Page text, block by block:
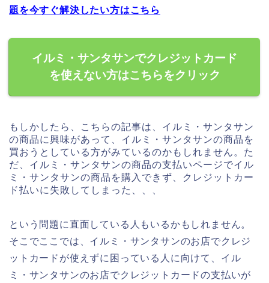
題を今すぐ解決したい方はこちら
イルミ・サンタサンでクレジットカード
を使えない方はこちらをクリック
もしかしたら、こちらの記事は、イルミ・サンタサン
の商品に興味があって、イルミ・サンタサンの商品を
買おうとしている方がみているのかもしれません。た
だ、イルミ・サンタサンの商品の支払いページでイル
ミ・サンタサンの商品を購入できず、クレジットカー
ド払いに失敗してしまった、、、
という問題に直面している人もいるかもしれません。
そこでここでは、イルミ・サンタサンのお店でクレジ
ットカードが使えずに困っている人に向けて、イル
ミ・サンタサンのお店でクレジットカードの支払いが